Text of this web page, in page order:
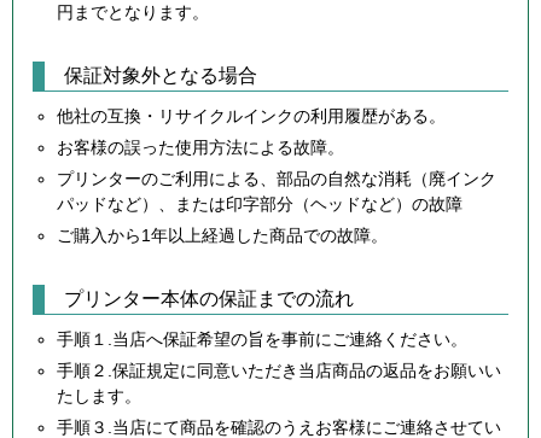
円までとなります。
保証対象外となる場合
他社の互換・リサイクルインクの利用履歴がある。
お客様の誤った使用方法による故障。
プリンターのご利用による、部品の自然な消耗（廃インク
パッドなど）、または印字部分（ヘッドなど）の故障
ご購入から1年以上経過した商品での故障。
プリンター本体の保証までの流れ
手順１.当店へ保証希望の旨を事前にご連絡ください。
手順２.保証規定に同意いただき当店商品の返品をお願いい
たします。
手順３.当店にて商品を確認のうえお客様にご連絡させてい